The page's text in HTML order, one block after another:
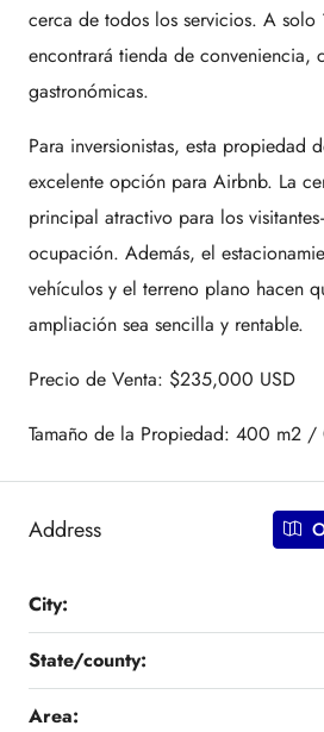
cerca de todos los servicios. A solo
encontrará tienda de conveniencia,
gastronómicas.
Para inversionistas, esta propiedad
excelente opción para Airbnb. La
principal atractivo para los
ocupación. Además, el
vehículos y el terreno plano hacen
ampliación sea sencilla y rentable.
Precio de Venta: $235,000 USD
Tamaño de la Propiedad: 400 m2
Address
City:
State/county:
Area: